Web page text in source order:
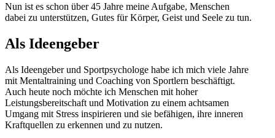
Nun ist es schon über 45 Jahre meine Aufgabe, Menschen
dabei zu unterstützen, Gutes für Körper, Geist und Seele zu tun.
Als Ideengeber
Als Ideengeber und Sportpsychologe habe ich mich viele Jahre
mit Mentaltraining und Coaching von Sportlern beschäftigt.
Auch heute noch möchte ich Menschen mit hoher
Leistungsbereitschaft und Motivation zu einem achtsamen
Umgang mit Stress inspirieren und sie befähigen, ihre inneren
Kraftquellen zu erkennen und zu nutzen.